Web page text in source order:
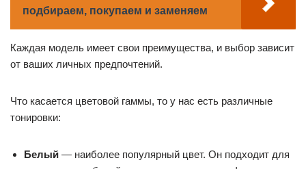
подбираем, покупаем и заменяем
Каждая модель имеет свои преимущества, и выбор зависит
от ваших личных предпочтений.
Что касается цветовой гаммы, то у нас есть различные
тонировки:
Белый — наиболее популярный цвет. Он подходит для